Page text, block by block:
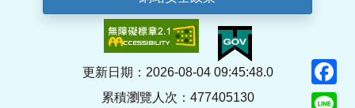
更新日期：2026-08-04 09:45:48.0
累積瀏覽人次：477405130